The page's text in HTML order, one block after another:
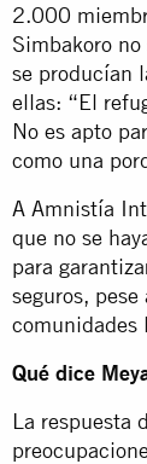
2.000
Simbakoro
se producían
ellas: “El
No es apto
como una
A Amnistía
que no se
para
seguros,
comunidades
Qué dice
La respuesta